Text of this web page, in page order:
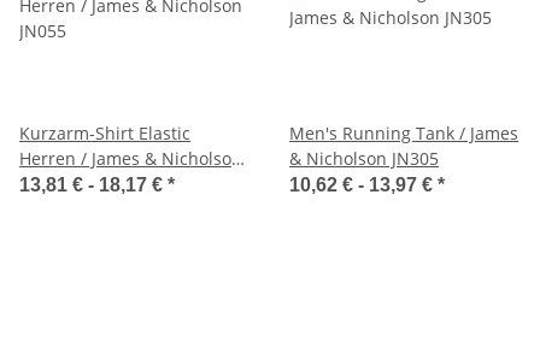
Kurzarm-Shirt Elastic
Herren / James & Nicholson
JN055
13,81 € - 18,17 € *
Men's Running Tank / James
& Nicholson JN305
10,62 € - 13,97 € *